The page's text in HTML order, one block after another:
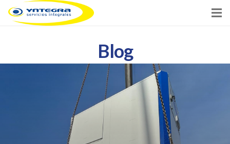
Servicios
Blog